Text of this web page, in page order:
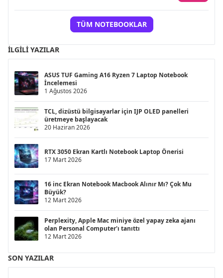
TÜM NOTEBOOKLAR
İLGILI YAZILAR
ASUS TUF Gaming A16 Ryzen 7 Laptop Notebook
İncelemesi
1 Ağustos 2026
TCL, dizüstü bilgisayarlar için IJP OLED panelleri
üretmeye başlayacak
20 Haziran 2026
RTX 3050 Ekran Kartlı Notebook Laptop Önerisi
17 Mart 2026
16 inc Ekran Notebook Macbook Alınır Mı? Çok Mu
Büyük?
12 Mart 2026
Perplexity, Apple Mac miniye özel yapay zeka ajanı
olan Personal Computer'ı tanıttı
12 Mart 2026
SON YAZILAR